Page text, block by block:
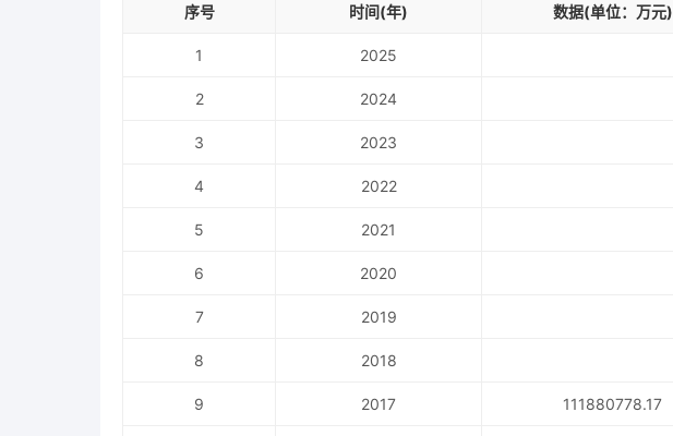
序号 时间(年) 数据(单位：万元)
1 2025
2 2024
3 2023
4 2022
5 2021
6 2020
7 2019
8 2018
9 2017 111880778.17